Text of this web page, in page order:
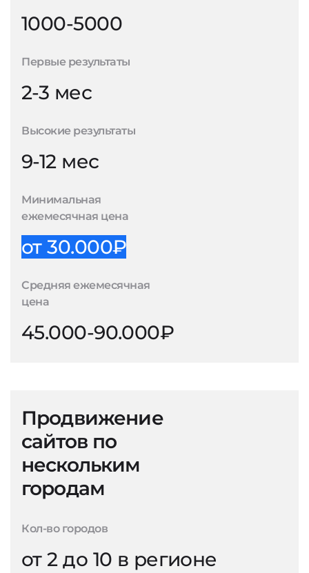
1000-5000
Первые результаты
2-3 мес
Высокие результаты
9-12 мес
Минимальная
ежемесячная цена
от 30.000₽
Средняя ежемесячная
цена
45.000-90.000₽
Продвижение
сайтов по
нескольким
городам
Кол-во городов
от 2 до 10 в регионе